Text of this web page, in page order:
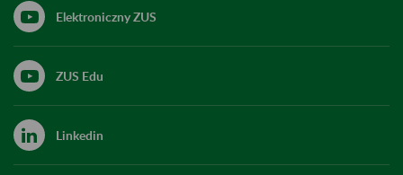
Elektroniczny ZUS
ZUS Edu
Linkedin